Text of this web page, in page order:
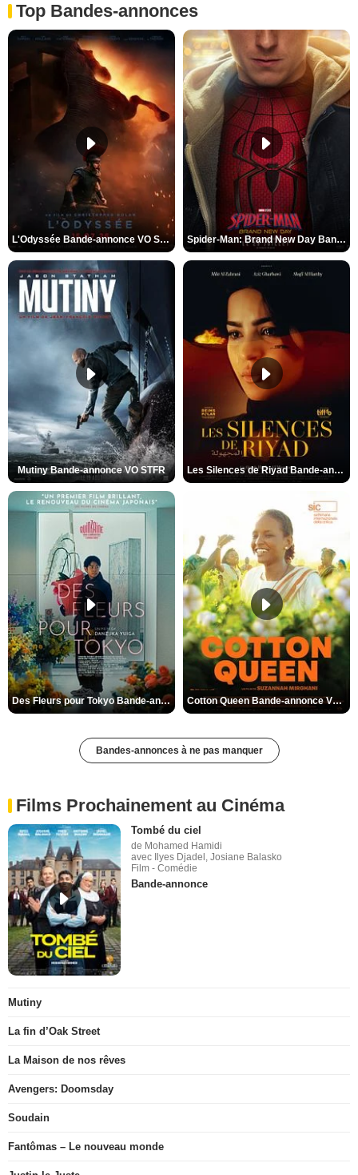
Top Bandes-annonces
L'Odyssée Bande-annonce VO STFR Spider-Man: Brand New Day Bande-annonce VO STFR
Mutiny Bande-annonce VO STFR Les Silences de Riyad Bande-annonce VO STFR
Des Fleurs pour Tokyo Bande-annonce VO STFR Cotton Queen Bande-annonce VO STFR
Bandes-annonces à ne pas manquer
Films Prochainement au Cinéma
Tombé du ciel
de Mohamed Hamidi
avec Ilyes Djadel, Josiane Balasko
Film - Comédie
Bande-annonce
Mutiny
La fin d’Oak Street
La Maison de nos rêves
Avengers: Doomsday
Soudain
Fantômas – Le nouveau monde